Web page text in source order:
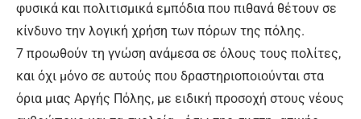
φυσικά και πολιτισμικά εμπόδια που πιθανά θέτουν σε
κίνδυνο την λογική χρήση των πόρων της πόλης.
7 προωθούν τη γνώση ανάμεσα σε όλους τους πολίτες,
και όχι μόνο σε αυτούς που δραστηριοποιούνται στα
όρια μιας Αργής Πόλης, με ειδική προσοχή στους νέους